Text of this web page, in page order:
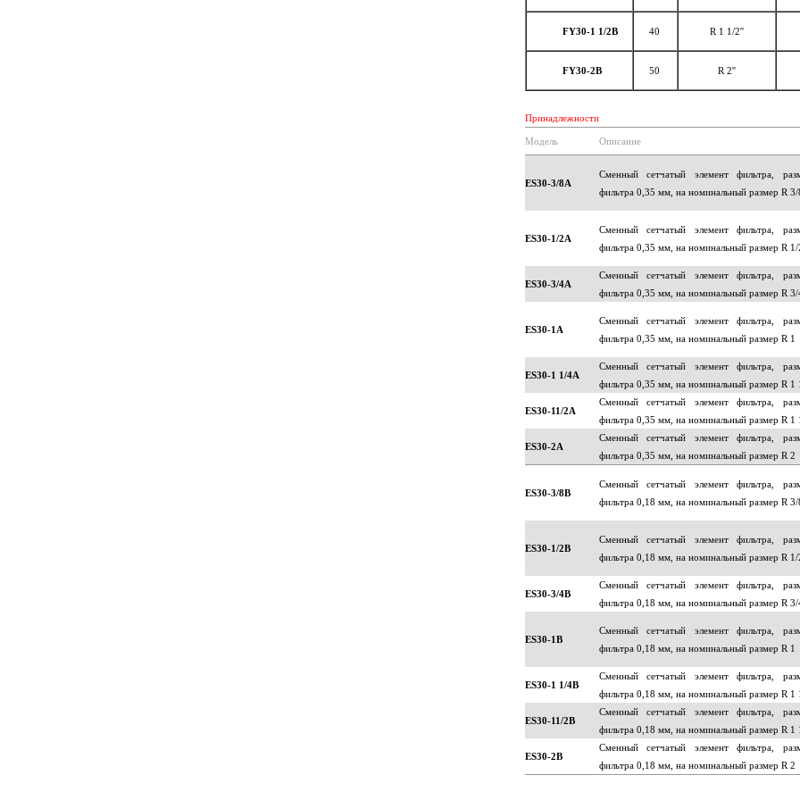
FY30-1 1/2B 40 R 1 1/2''
FY30-2B 50 R 2''
Принадлежности
Модель Описание
ES30-3/8A
Сменный сетчатый элемент фильтра,
фильтра 0,35 мм, на номинальный размер R 3/
ES30-1/2A
Сменный сетчатый элемент фильтра,
фильтра 0,35 мм, на номинальный размер R 1/
ES30-3/4A
Сменный сетчатый элемент фильтра,
фильтра 0,35 мм, на номинальный размер R 3/
ES30-1A
Сменный сетчатый элемент фильтра,
фильтра 0,35 мм, на номинальный размер R 1
ES30-1 1/4A
Сменный сетчатый элемент фильтра,
фильтра 0,35 мм, на номинальный размер R 1
ES30-11/2A
Сменный сетчатый элемент фильтра,
фильтра 0,35 мм, на номинальный размер R 1
ES30-2A
Сменный сетчатый элемент фильтра,
фильтра 0,35 мм, на номинальный размер R 2
ES30-3/8B
Сменный сетчатый элемент фильтра,
фильтра 0,18 мм, на номинальный размер R 3/
ES30-1/2B
Сменный сетчатый элемент фильтра,
фильтра 0,18 мм, на номинальный размер R 1/
ES30-3/4B
Сменный сетчатый элемент фильтра,
фильтра 0,18 мм, на номинальный размер R 3/
ES30-1B
Сменный сетчатый элемент фильтра,
фильтра 0,18 мм, на номинальный размер R 1
ES30-1 1/4B
Сменный сетчатый элемент фильтра,
фильтра 0,18 мм, на номинальный размер R 1
ES30-11/2B
Сменный сетчатый элемент фильтра,
фильтра 0,18 мм, на номинальный размер R 1
ES30-2B
Сменный сетчатый элемент фильтра,
фильтра 0,18 мм, на номинальный размер R 2